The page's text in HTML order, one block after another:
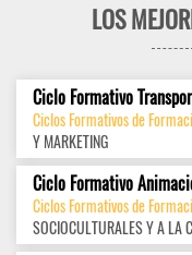
LOS
Ciclo Formativo
Ciclos Formativos de
Y MARKETING
Ciclo Formativo
Ciclos Formativos de
SOCIOCULTURALES Y A LA